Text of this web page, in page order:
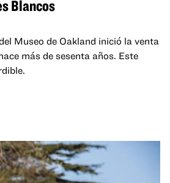
Blancos
Museo de Oakland inició la venta
más de sesenta años. Este